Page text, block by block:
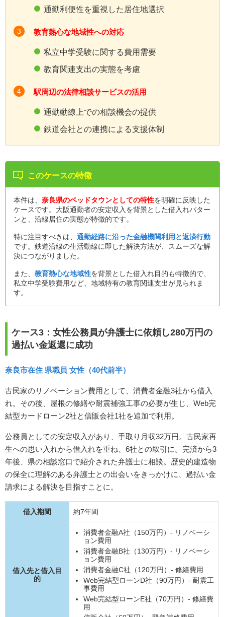
通勤利便性を重視した居住地選択
教育熱心な地域性への対応
私立中学受験に関する費用需要
教育関連支出の実態を考慮
駅周辺の法律相談サービスの活用
通勤動線上での相談機会の提供
鉄道会社との連携による支援体制
このケースの特徴
本件は、 奈良県のベッドタウンとしての特性を明確に反映した
ケースです。大阪通勤者の安定収入を背景とした借入れパター
ンと、沿線居住の実態が特徴的です。
特に注目すべきは、 通勤経路に沿った金融機関利用と返済行動
です。鉄道沿線の生活動線に即した解決方法が、スムーズな解
決につながりました。
また、 教育熱心な地域性を背景とした借入れ目的も特徴的で、
私立中学受験費用など、地域特有の教育関連支出が見られま
す。
ケース3：女性公務員が弁護士に依頼し280万円の
過払い金返還に成功
奈良市在住 県職員 女性（40代前半）
古民家のリノベーション費用として、消費者金融3社から借入
れ。その後、屋根の修繕や耐震補強工事の必要が生じ、Web完
結型カードローン2社と信販会社1社を追加で利用。
公務員としての安定収入があり、手取り月収32万円。古民家再
生への思い入れから借入れを重ね、6社との取引に。完済から3
年後、県の相談窓口で紹介された弁護士に相談。歴史的建造物
の保全に理解のある弁護士との出会いをきっかけに、過払い金
請求による解決を目指すことに。
借入期間 約7年間
借入先と借入目
的
消費者金融A社（150万円）- リノベーシ
ョン費用
消費者金融B社（130万円）- リノベーシ
ョン費用
消費者金融C社（120万円）- 修繕費用
Web完結型ローンD社（90万円）- 耐震工
事費用
Web完結型ローンE社（70万円）- 修繕費
用